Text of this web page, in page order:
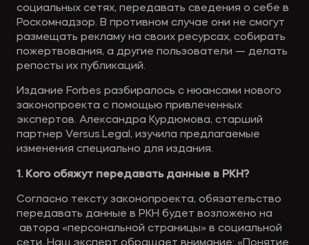
социальных сетях, передавать сведения о себе в
Роскомнадзор. В противном случае они не смогут
размещать рекламу на своих ресурсах, собирать
пожертвования, а другие пользователи — делать
репосты их публикаций.
Издание Forbes разбиралось с нюансами нового
законопроекта с помощью привлеченных
экспертов. Александра Курдюмова, старший
партнер Versus.Legal, изучила предлагаемые
изменения специально для издания.
1. Кого обяжут передавать данные в РКН?
Согласно тексту законопроекта, обязательство
передавать данные в РКН будет возложено на
автора «персональной страницы» в социальной